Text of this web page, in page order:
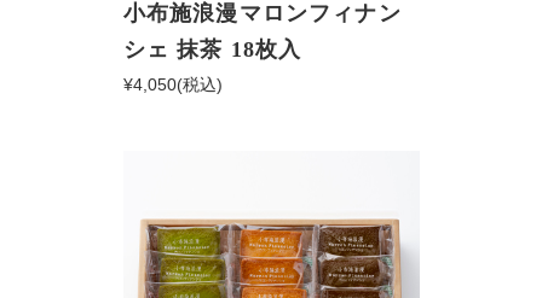
小布施浪漫マロンフィナン
シェ 抹茶 18枚入
¥4,050(税込)